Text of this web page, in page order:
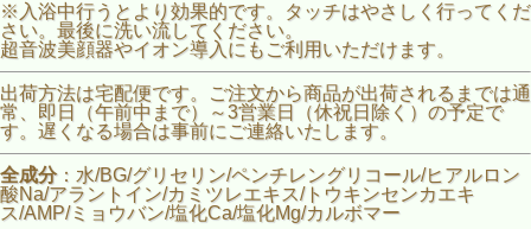
※入浴中行うとより効果的です。タッチはやさしく行ってくだ
さい。最後に洗い流してください。
超音波美顔器やイオン導入にもご利用いただけます。
出荷方法は宅配便です。ご注文から商品が出荷されるまでは通
常、即日（午前中まで）～3営業日（休祝日除く）の予定で
す。遅くなる場合は事前にご連絡いたします。
全成分：水/BG/グリセリン/ペンチレングリコール/ヒアルロン
酸Na/アラントイン/カミツレエキス/トウキンセンカエキ
ス/AMP/ミョウバン/塩化Ca/塩化Mg/カルボマー